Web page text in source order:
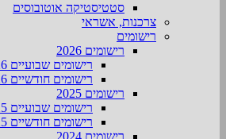
סטטיסטיקה אוטובוסים
צרכנות, אשראי
רישומים
רישומים 2026
רישומים שבועיים 2026
רישומים חודשיים 2026
רישומים 2025
רישומים שבועיים 2025
רישומים חודשיים 2025
רישומים 2024